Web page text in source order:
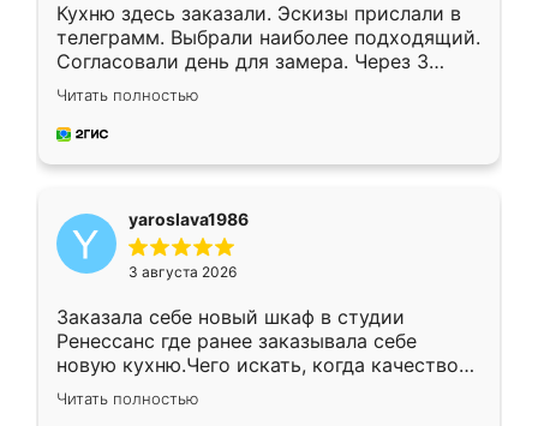
Кухню здесь заказали. Эскизы прислали в
телеграмм. Выбрали наиболее подходящий.
Согласовали день для замера. Через 3
недели кухня была уже готова. Остались
довольны работой. Спасибо Ренессанс
мебель за качественную работу!
Читать полностью
yaroslava1986
3 августа 2026
Заказала себе новый шкаф в студии
Ренессанс где ранее заказывала себе
новую кухню.Чего искать, когда качеством
вполне довольна. Служит кухня уже почти
два года, нареканий нет.
Читать полностью